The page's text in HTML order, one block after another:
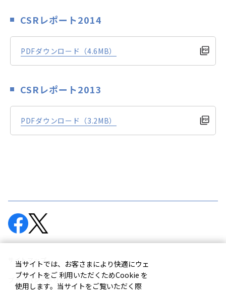
CSRレポート2014
PDFダウンロード（4.6MB）
CSRレポート2013
PDFダウンロード（3.2MB）
サイトマップ
プライバシーポリシー
当サイトでは、お客さまにより快適にウェ
ブサイトをご 利用いただくためCookie を
使用します。当サイトをご覧いただく際